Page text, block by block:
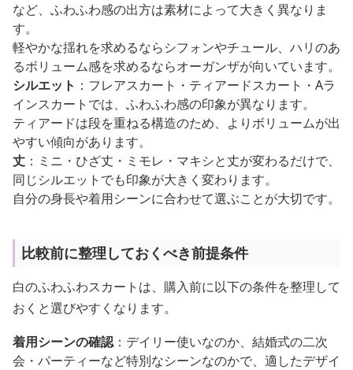
など、ふわふわ感の出方は素材によって大きく異なりま
す。
軽やかな揺れを求めるならシフォンやチュール、ハリのあ
るボリューム感を求めるならオーガンザが向いています。
シルエット ：フレアスカート・ティアードスカート・Aラ
インスカートでは、ふわふわ感の印象が異なります。
ティアードは段を重ねる構造のため、よりボリュームが出
やすい傾向があります。
丈 ：ミニ・ひざ丈・ミモレ・マキシと丈が変わるだけで、
同じシルエットでも印象が大きく変わります。
自分の身長や着用シーンに合わせて選ぶことが大切です。
比較前に整理しておくべき前提条件
白のふわふわスカートは、購入前に以下の条件を整理して
おくと選びやすくなります。
着用シーンの確認：デイリー使いなのか、結婚式の二次
会・パーティーなど特別なシーンなのかで、適したデザイ